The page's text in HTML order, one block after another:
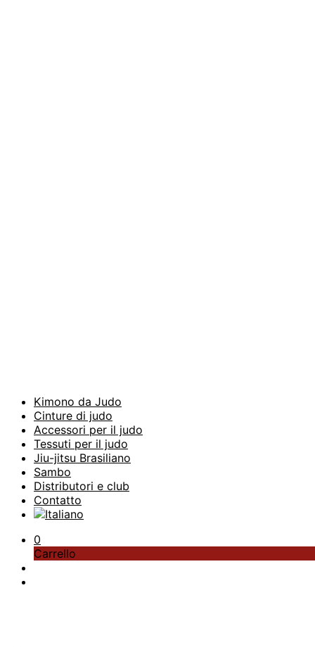
Kimono da Judo
Cinture di judo
Accessori per il judo
Tessuti per il judo
Jiu-jitsu Brasiliano
Sambo
Distributori e club
Contatto
0
Carrello